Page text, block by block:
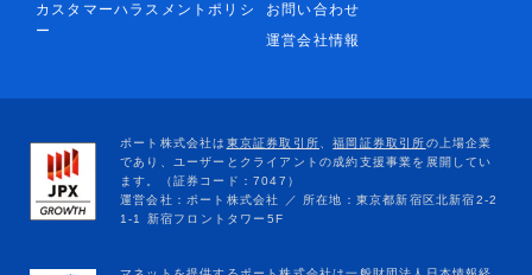
カスタマーハラスメントポリシ
ー
お問い合わせ
運営会社情報